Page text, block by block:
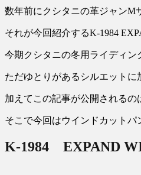
数年前にクシタニの革ジャンM
それが今回紹介するK-1984
今期クシタニの冬用ライディン
ただゆとりがあるシルエットに
加えてこの記事が公開されるの
そこで今回はウインドカットパ
K-1984 EXPAND